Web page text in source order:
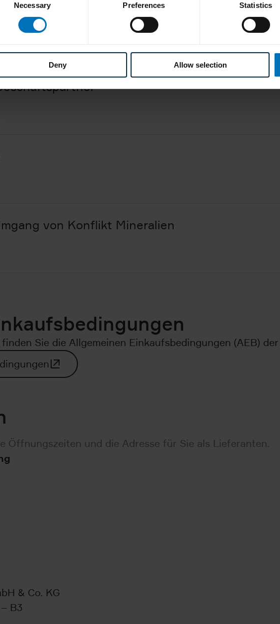
Necessary Preferences Statistics
Deny Allow selection
Download
sein könnten, finden Sie in den folgenden
von Konflikt Mineralien
Sie die Allgemeinen Einkaufsbedingungen (AEB)
Öffnungszeiten und die Adresse für Sie als Lieferanten.
& Co. KG
B3